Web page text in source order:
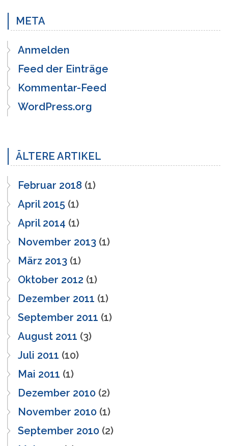
META
Anmelden
Feed der Einträge
Kommentar-Feed
WordPress.org
ÄLTERE ARTIKEL
Februar 2018 (1)
April 2015 (1)
April 2014 (1)
November 2013 (1)
März 2013 (1)
Oktober 2012 (1)
Dezember 2011 (1)
September 2011 (1)
August 2011 (3)
Juli 2011 (10)
Mai 2011 (1)
Dezember 2010 (2)
November 2010 (1)
September 2010 (2)